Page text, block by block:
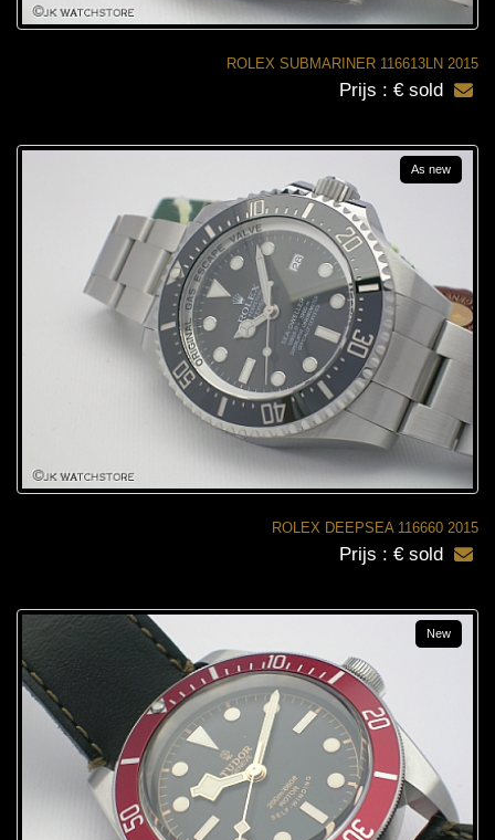
ROLEX SUBMARINER 116613LN 2015
Prijs : € sold
ROLEX DEEPSEA 116660 2015
As new
Prijs : € sold
New